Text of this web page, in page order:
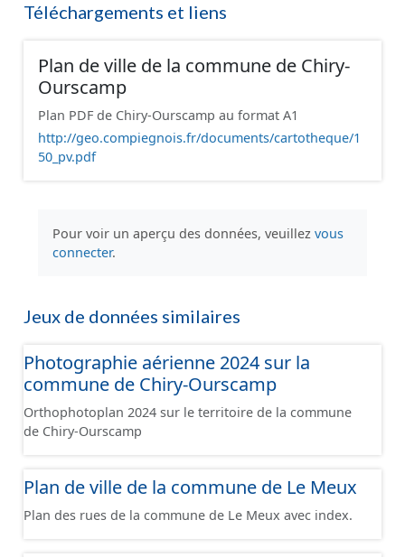
Téléchargements et liens
Plan de ville de la commune de Chiry-
Ourscamp
Plan PDF de Chiry-Ourscamp au format A1
http://geo.compiegnois.fr/documents/cartotheque/1
50_pv.pdf
Pour voir un aperçu des données, veuillez vous
connecter.
Jeux de données similaires
Photographie aérienne 2024 sur la
commune de Chiry-Ourscamp
Orthophotoplan 2024 sur le territoire de la commune
de Chiry-Ourscamp
Plan de ville de la commune de Le Meux
Plan des rues de la commune de Le Meux avec index.